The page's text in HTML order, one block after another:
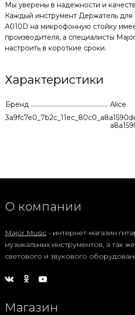
Мы уверены в надежности и
Каждый инструмент Держатель для
A010D на микрофонную стойку
производителя, а специалисты
настроить в короткие сроки.
Характеристики
Бренд
Alice
О компании
Major Music - интернет-магазин
музыкальных инструментов, а так же
светового и звукового
Магазин